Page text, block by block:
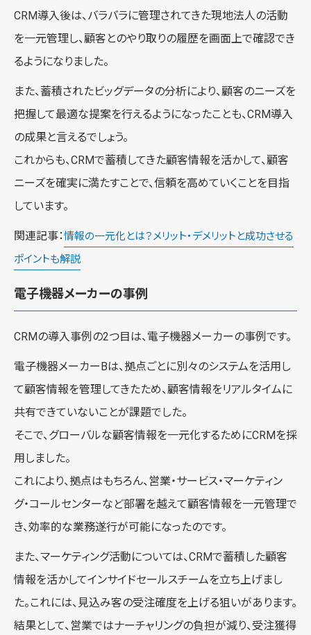
CRM導入後は、バラバラに管理されてきた現地法人の活動
を一元管理し、顧客とのやり取りの履歴を画面上で確認でき
るようになりました。
また、蓄積されたビッグデータの分析により、顧客のニーズを
把握して最適な提案を行えるようになったことも、CRM導入
の成果と言えるでしょう。
これからも、CRMで蓄積してきた顧客情報を活かして、顧客
ニーズを確実に満たすことで、信頼を高めていくことを目指
しています。
関連記事：情報の一元化とは？メリット・デメリットと成功させる
ポイントも解説
電子機器メーカーの事例
CRMの導入事例の2つ目は、電子機器メーカーの事例です。
電子機器メーカーBは、拠点ごとに別々のシステムを活用し
て顧客情報を管理してきたため、顧客情報をリアルタイムに
共有できていないことが課題でした。
そこで、グローバルな顧客情報を一元化するためにCRMを採
用しました。
これにより、拠点はもちろん、営業・サービス・マーケティン
グ・コールセンターなど部署を越えて顧客情報を一元管理で
き、効率的な業務遂行が可能になったのです。
また、マーケティング活動については、CRMで蓄積した顧客
情報を活かしてインサイドセールスチームを立ち上げまし
た。これには、見込み客の受注確度を上げる狙いがあります。
結果として、営業ではナーチャリングの負担が減り、受注獲得